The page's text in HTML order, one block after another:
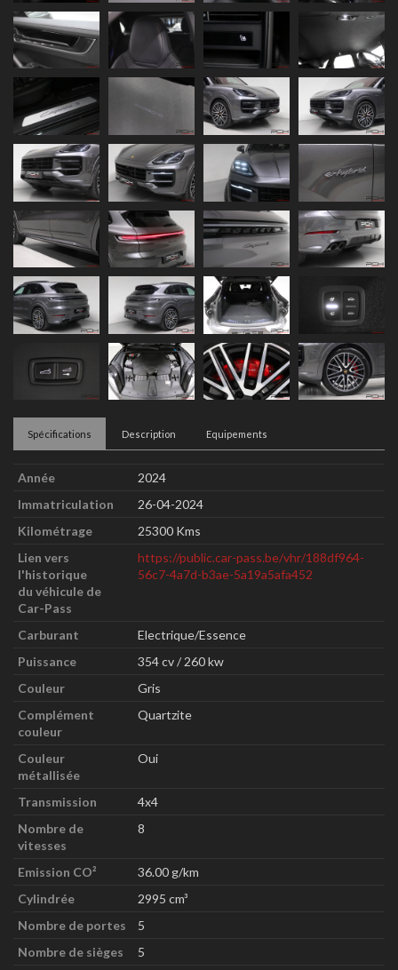
Spécifications Description Equipements
Année
2024
Immatriculation
26-04-2024
Kilométrage
25300 Kms
Lien vers
l'historique
du véhicule de
Car-Pass
https://public.car-pass.be/vhr/188df964-
56c7-4a7d-b3ae-5a19a5afa452
Carburant
Electrique/Essence
Puissance
354 cv / 260 kw
Couleur
Gris
Complément
couleur
Quartzite
Couleur
métallisée
Oui
Transmission
4x4
Nombre de
vitesses
8
Emission CO²
36.00 g/km
Cylindrée
2995 cm³
Nombre de portes
5
Nombre de sièges
5